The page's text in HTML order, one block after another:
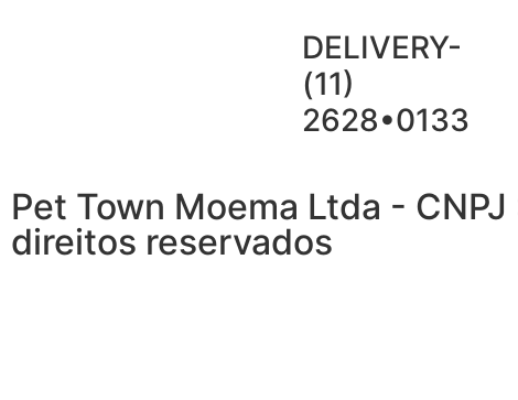
DELIVERY-
(11)
2628•0133
Pet Town Moema Ltda -
direitos reservados